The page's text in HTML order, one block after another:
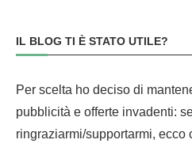
IL BLOG TI È STATO UTILE?
Per scelta ho deciso di
pubblicità e offerte invadenti:
ringraziarmi/supportarmi, ecco